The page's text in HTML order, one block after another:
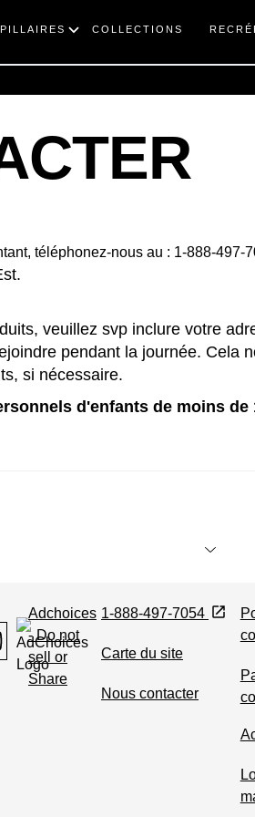
COLLECTIONS
téléphonez-nous au : 1-888-497-
veuillez svp inclure votre
pendant la journée. Cela
si nécessaire.
d'enfants de moins de
Adchoices
- Do not
sell or
Share
1-888-497-7054
Carte du site
Nous contacter